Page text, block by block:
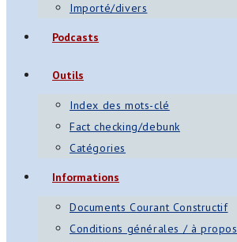
Importé/divers
Podcasts
Outils
Index des mots-clé
Fact checking/debunk
Catégories
Informations
Documents Courant Constructif
Conditions générales / à propos